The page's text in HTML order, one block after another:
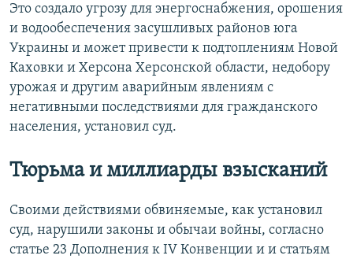
Это создало угрозу для энергоснабжения, орошения
и водообеспечения засушливых районов юга
Украины и может привести к подтоплениям Новой
Каховки и Херсона Херсонской области, недобору
урожая и другим аварийным явлениям с
негативными последствиями для гражданского
населения, установил суд.
Тюрьма и миллиарды взысканий
Своими действиями обвиняемые, как установил
суд, нарушили законы и обычаи войны, согласно
статье 23 Дополнения к IV Конвенции и и статьям